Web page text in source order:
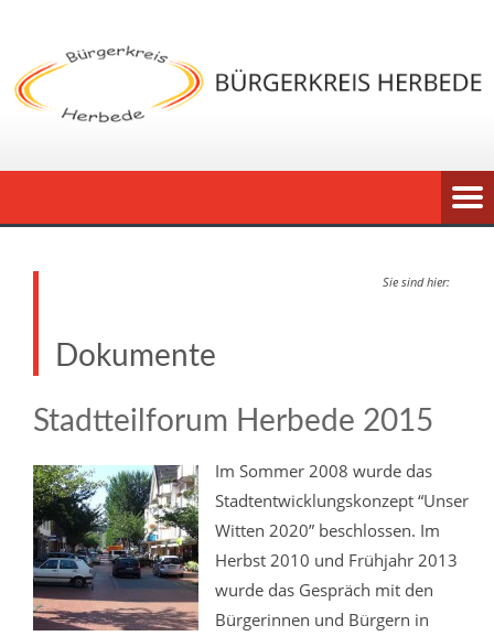
Sie sind hier:
Dokumente
Stadtteilforum Herbede 2015
Im Sommer 2008 wurde das
Stadtentwicklungskonzept “Unser
Witten 2020” beschlossen. Im
Herbst 2010 und Frühjahr 2013
wurde das Gespräch mit den
Bürgerinnen und Bürgern in